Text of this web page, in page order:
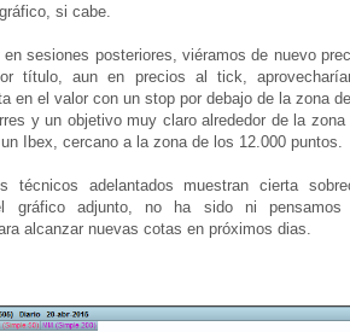
si cabe.
sesiones posteriores, viéramos de nuevo
título, aun en precios al tick,
en el valor con un stop por debajo de la zona
y un objetivo muy claro alrededor de la zona
Ibex, cercano a la zona de los 12.000 puntos.
adelantados muestran cierta
gráfico adjunto, no ha sido ni
alcanzar nuevas cotas en próximos dias.